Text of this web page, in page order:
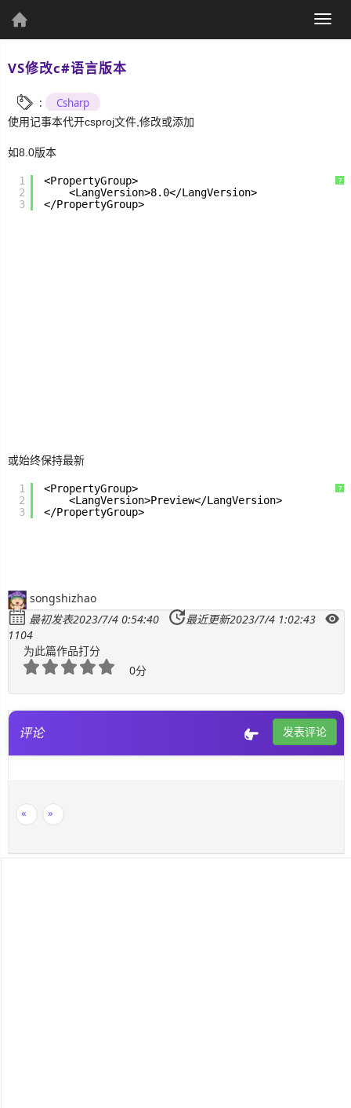
个人资料
个人主页
码
Xamarin
软
件
教
Unity3D
SignalR
Win10
(current)
VS修改c#语言版本
: Csharp
使用记事本代开csproj文件,修改或添加
如8.0版本
?
1
2
3
<PropertyGroup>
<LangVersion>8.0</LangVersion>
</PropertyGroup>
或始终保持最新
?
1
2
3
<PropertyGroup>
<LangVersion>Preview</LangVersion>
</PropertyGroup>
songshizhao
最初发表2023/7/4 0:54:40
最近更新2023/7/4 1:02:43
1104
为此篇作品打分
0分
评论 发表评论
« »